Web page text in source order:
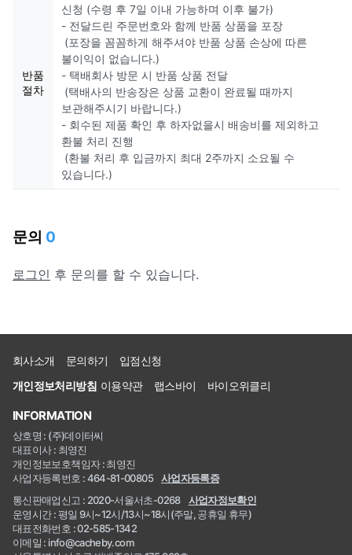
반품
절차
신청 (수령 후 7일 이내 가능하며 이후 불가)
- 전달드린 주문번호와 함께 반품 상품을 포장
(포장을 꼼꼼하게 해주셔야 반품 상품 손상에 따른
불이익이 없습니다.)
- 택배회사 방문 시 반품 상품 전달
(택배사의 반송장은 상품 교환이 완료될 때까지
보관해주시기 바랍니다.)
- 회수된 제품 확인 후 하자없을시 배송비를 제외하고
환불 처리 진행
(환불 처리 후 입금까지 최대 2주까지 소요될 수
있습니다.)
문의 0
로그인 후 문의를 할 수 있습니다.
회사소개 문의하기
입점신청
개인정보처리방침 이용약관 랩스바이 바이오위클리
INFORMATION
상호명 : (주)데이터씨
대표이사 : 최영진
개인정보보호책임자 : 최영진
사업자등록번호 : 464-81-00805
사업자등록증
통신판매업신고 : 2020-서울서초-0268
사업자정보확인
운영시간 : 평일 9시~12시/13시~18시(주말, 공휴일 휴무)
대표전화번호 : 02-585-1342
이메일 : info@cacheby.com